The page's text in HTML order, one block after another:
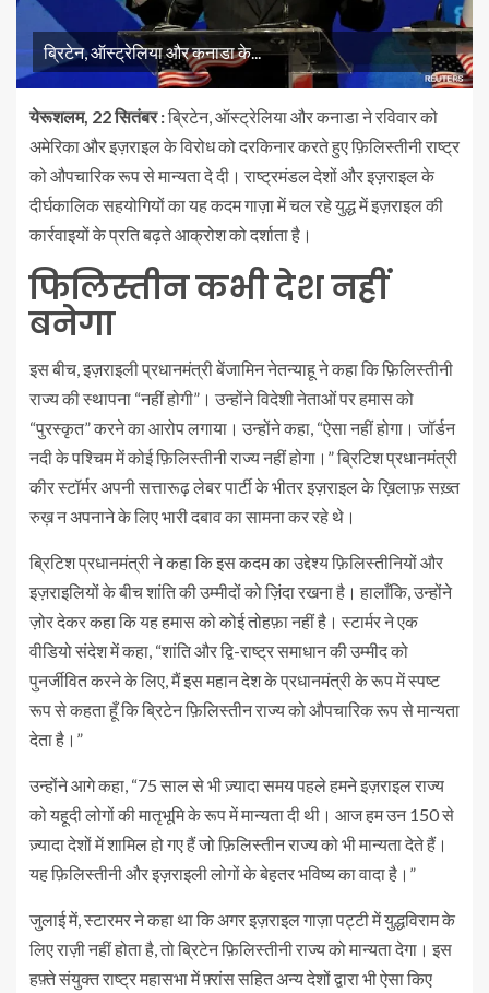
ब्रिटेन, ऑस्ट्रेलिया और कनाडा के...
येरूशलम, 22 सितंबर :ब्रिटेन, ऑस्ट्रेलिया और कनाडा ने रविवार को
अमेरिका और इज़राइल के विरोध को दरकिनार करते हुए फ़िलिस्तीनी राष्ट्र
को औपचारिक रूप से मान्यता दे दी। राष्ट्रमंडल देशों और इज़राइल के
दीर्घकालिक सहयोगियों का यह कदम गाज़ा में चल रहे युद्ध में इज़राइल की
कार्रवाइयों के प्रति बढ़ते आक्रोश को दर्शाता है।
फिलिस्तीन कभी देश नहीं
बनेगा
इस बीच, इज़राइली प्रधानमंत्री बेंजामिन नेतन्याहू ने कहा कि फ़िलिस्तीनी
राज्य की स्थापना “नहीं होगी”। उन्होंने विदेशी नेताओं पर हमास को
“पुरस्कृत” करने का आरोप लगाया। उन्होंने कहा, “ऐसा नहीं होगा। जॉर्डन
नदी के पश्चिम में कोई फ़िलिस्तीनी राज्य नहीं होगा।” ब्रिटिश प्रधानमंत्री
कीर स्टॉर्मर अपनी सत्तारूढ़ लेबर पार्टी के भीतर इज़राइल के ख़िलाफ़ सख़्त
रुख़ न अपनाने के लिए भारी दबाव का सामना कर रहे थे।
ब्रिटिश प्रधानमंत्री ने कहा कि इस कदम का उद्देश्य फ़िलिस्तीनियों और
इज़राइलियों के बीच शांति की उम्मीदों को ज़िंदा रखना है। हालाँकि, उन्होंने
ज़ोर देकर कहा कि यह हमास को कोई तोहफ़ा नहीं है। स्टार्मर ने एक
वीडियो संदेश में कहा, “शांति और द्वि-राष्ट्र समाधान की उम्मीद को
पुनर्जीवित करने के लिए, मैं इस महान देश के प्रधानमंत्री के रूप में स्पष्ट
रूप से कहता हूँ कि ब्रिटेन फ़िलिस्तीन राज्य को औपचारिक रूप से मान्यता
देता है।”
उन्होंने आगे कहा, “75 साल से भी ज़्यादा समय पहले हमने इज़राइल राज्य
को यहूदी लोगों की मातृभूमि के रूप में मान्यता दी थी। आज हम उन 150 से
ज़्यादा देशों में शामिल हो गए हैं जो फ़िलिस्तीन राज्य को भी मान्यता देते हैं।
यह फ़िलिस्तीनी और इज़राइली लोगों के बेहतर भविष्य का वादा है।”
जुलाई में, स्टारमर ने कहा था कि अगर इज़राइल गाज़ा पट्टी में युद्धविराम के
लिए राज़ी नहीं होता है, तो ब्रिटेन फ़िलिस्तीनी राज्य को मान्यता देगा। इस
हफ़्ते संयुक्त राष्ट्र महासभा में फ़्रांस सहित अन्य देशों द्वारा भी ऐसा किए